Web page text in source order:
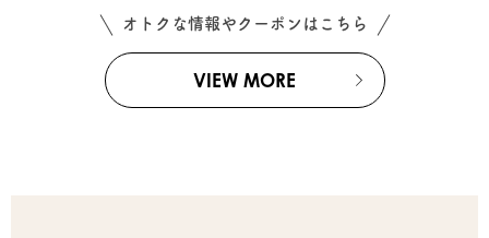
オトクな情報やクーポンはこちら
VIEW MORE